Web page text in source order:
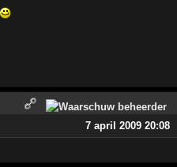
7 april 2009 20:08